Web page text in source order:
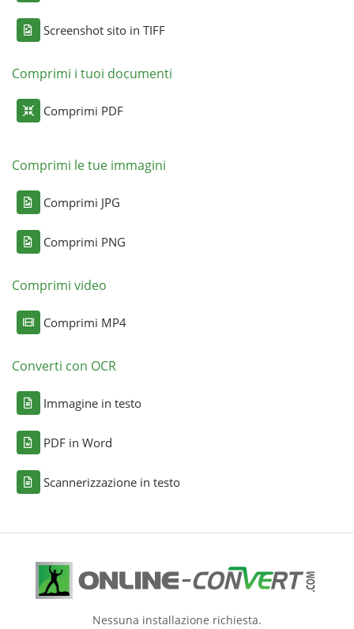
Screenshot sito in TIFF
Comprimi i tuoi documenti
Comprimi PDF
Comprimi le tue immagini
Comprimi JPG
Comprimi PNG
Comprimi video
Comprimi MP4
Converti con OCR
Immagine in testo
PDF in Word
Scannerizzazione in testo
Nessuna installazione richiesta.